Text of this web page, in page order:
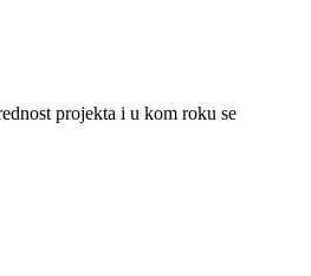
projekta i u kom roku se